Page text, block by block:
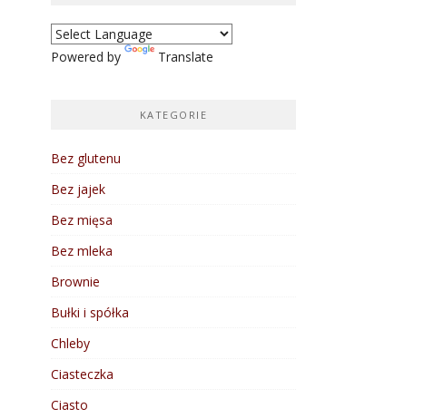
Powered by Translate
KATEGORIE
Bez glutenu
Bez jajek
Bez mięsa
Bez mleka
Brownie
Bułki i spółka
Chleby
Ciasteczka
Ciasto